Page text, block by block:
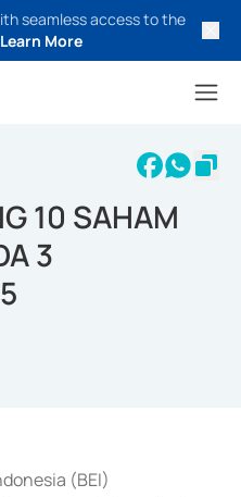
seamless access to the
Learn More
10 SAHAM
3
(BEI)